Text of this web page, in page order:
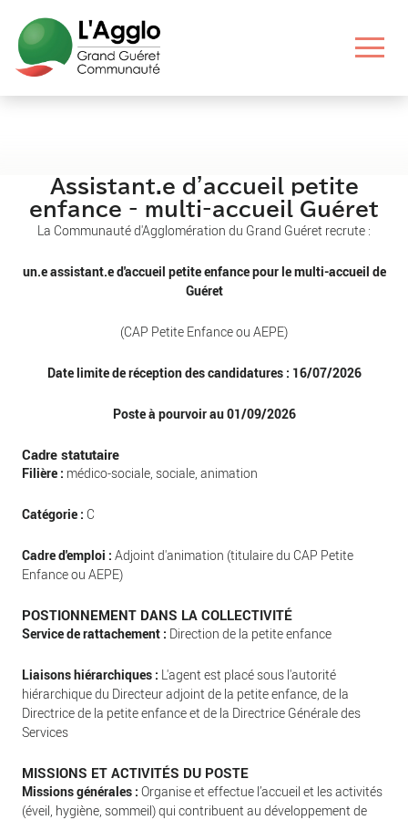
contenu
principal
menu
principal
Assistant.e d'accueil petite
enfance - multi-accueil Guéret
La Communauté d'Agglomération du Grand Guéret recrute :
un.e assistant.e d'accueil petite enfance pour le multi-accueil de
Guéret
(CAP Petite Enfance ou AEPE)
Date limite de réception des candidatures : 16/07/2026
Poste à pourvoir au 01/09/2026
Cadre statutaire
Filière : médico-sociale, sociale, animation
Catégorie : C
Cadre d'emploi : Adjoint d'animation (titulaire du CAP Petite
Enfance ou AEPE)
POSTIONNEMENT DANS LA COLLECTIVITÉ
Service de rattachement : Direction de la petite enfance
Liaisons hiérarchiques : L'agent est placé sous l'autorité
hiérarchique du Directeur adjoint de la petite enfance, de la
Directrice de la petite enfance et de la Directrice Générale des
Services
MISSIONS ET ACTIVITÉS DU POSTE
Missions générales : Organise et effectue l’accueil et les activités
(éveil, hygiène, sommeil) qui contribuent au développement de